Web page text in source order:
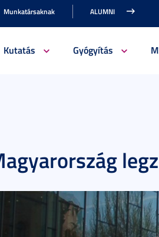
Munkatársaknak ALUMNI
Kutatás Gyógyítás